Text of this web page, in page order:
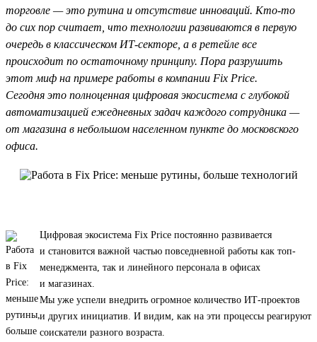
торговле — это рутина и отсутствие инноваций. Кто-то
до сих пор считает, что технологии развиваются в первую
очередь в классическом ИТ-секторе, а в ретейле все
происходит по остаточному принципу. Пора разрушить
этот миф на примере работы в компании Fix Price.
Сегодня это полноценная цифровая экосистема с глубокой
автоматизацией ежедневных задач каждого сотрудника —
от магазина в небольшом населенном пункте до московского
офиса.
Цифровая экосистема Fix Price постоянно развивается
и становится важной частью повседневной работы как топ-
менеджмента, так и линейного персонала в офисах
и магазинах.
Мы уже успели внедрить огромное количество ИТ-проектов
и других инициатив. И видим, как на эти процессы реагируют
соискатели разного возраста.